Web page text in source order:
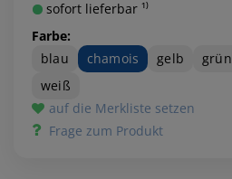
sofort lieferbar ¹⁾
Farbe:
blau
chamois gelb grün
weiß
auf die Merkliste setzen
Frage zum Produkt